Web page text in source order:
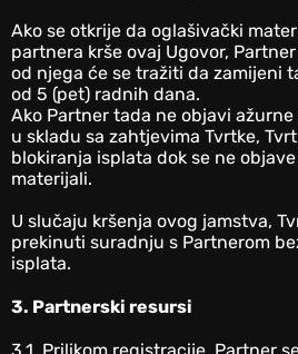
Ako se otkrije da oglašivački
partnera krše ovaj Ugovor,
od njega će se tražiti da zamijeni
od 5 (pet) radnih dana.
Ako Partner tada ne objavi
u skladu sa zahtjevima Tvrtke,
blokiranja isplata dok se ne
materijali.
U slučaju kršenja ovog jamstva,
prekinuti suradnju s Partnerom
isplata.
3. Partnerski resursi